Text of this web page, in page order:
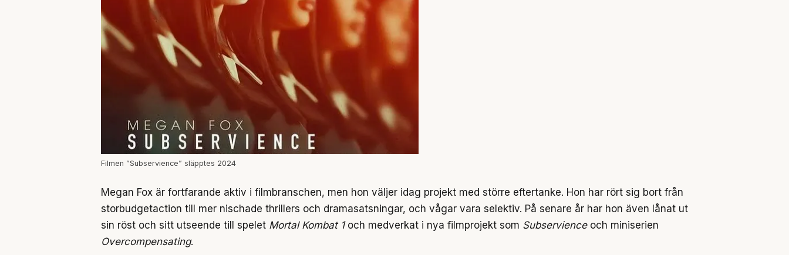
Filmen ”Subservience” släpptes 2024
Megan Fox är fortfarande aktiv i filmbranschen, men hon väljer idag projekt med större eftertanke. Hon har rört sig bort från
storbudgetaction till mer nischade thrillers och dramasatsningar, och vågar vara selektiv. På senare år har hon även lånat ut
sin röst och sitt utseende till spelet Mortal Kombat 1och medverkat i nya filmprojekt som Subservienceoch miniserien
Overcompensating.